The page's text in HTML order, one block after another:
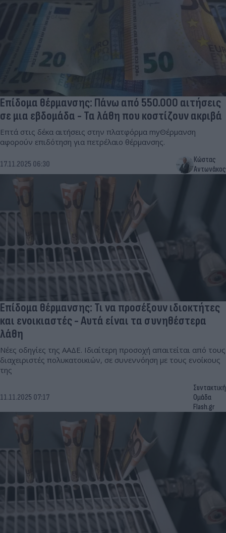
Επίδομα θέρμανσης: Πάνω από 550.000 αιτήσεις
σε μια εβδομάδα - Τα λάθη που κοστίζουν ακριβά
Επτά στις δέκα αιτήσεις στην πλατφόρμα myΘέρμανση
αφορούν επιδότηση για πετρέλαιο θέρμανσης.
17.11.2025 06:30
Κώστας
Αντωνάκος
Επίδομα θέρμανσης: Τι να προσέξουν ιδιοκτήτες
και ενοικιαστές - Αυτά είναι τα συνηθέστερα
λάθη
Νέες οδηγίες της ΑΑΔΕ. Ιδιαίτερη προσοχή απαιτείται από τους
διαχειριστές πολυκατοικιών, σε συνεννόηση με τους ενοίκους
της
11.11.2025 07:17
Συντακτική
Ομάδα
Flash.gr